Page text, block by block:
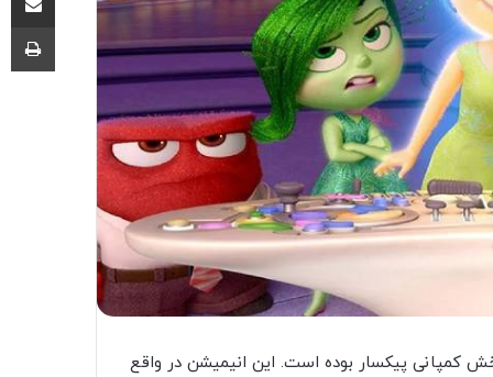
کمپانی پیکسار بوده است. این انیمیشن در واقع